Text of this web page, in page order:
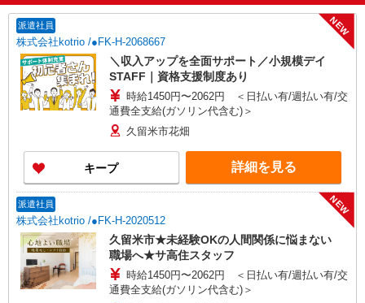
派遣社員
株式会社kotrio /●FK-H-2068667
NEW
＼収入アップを全面サポート／小規模デイ
STAFF｜資格支援制度あり
時給1450円〜2062円 ＜日払い有/週払い有/交
通費全支給(ガソリン代含む)＞
久留米市花畑
キープ 詳細を見る
派遣社員
株式会社kotrio /●FK-H-2020512
NEW
久留米市★未経験OKの人間関係に悩まない
職場へ★サ高住スタッフ
時給1450円〜2062円 ＜日払い有/週払い有/交
通費全支給(ガソリン代含む)＞